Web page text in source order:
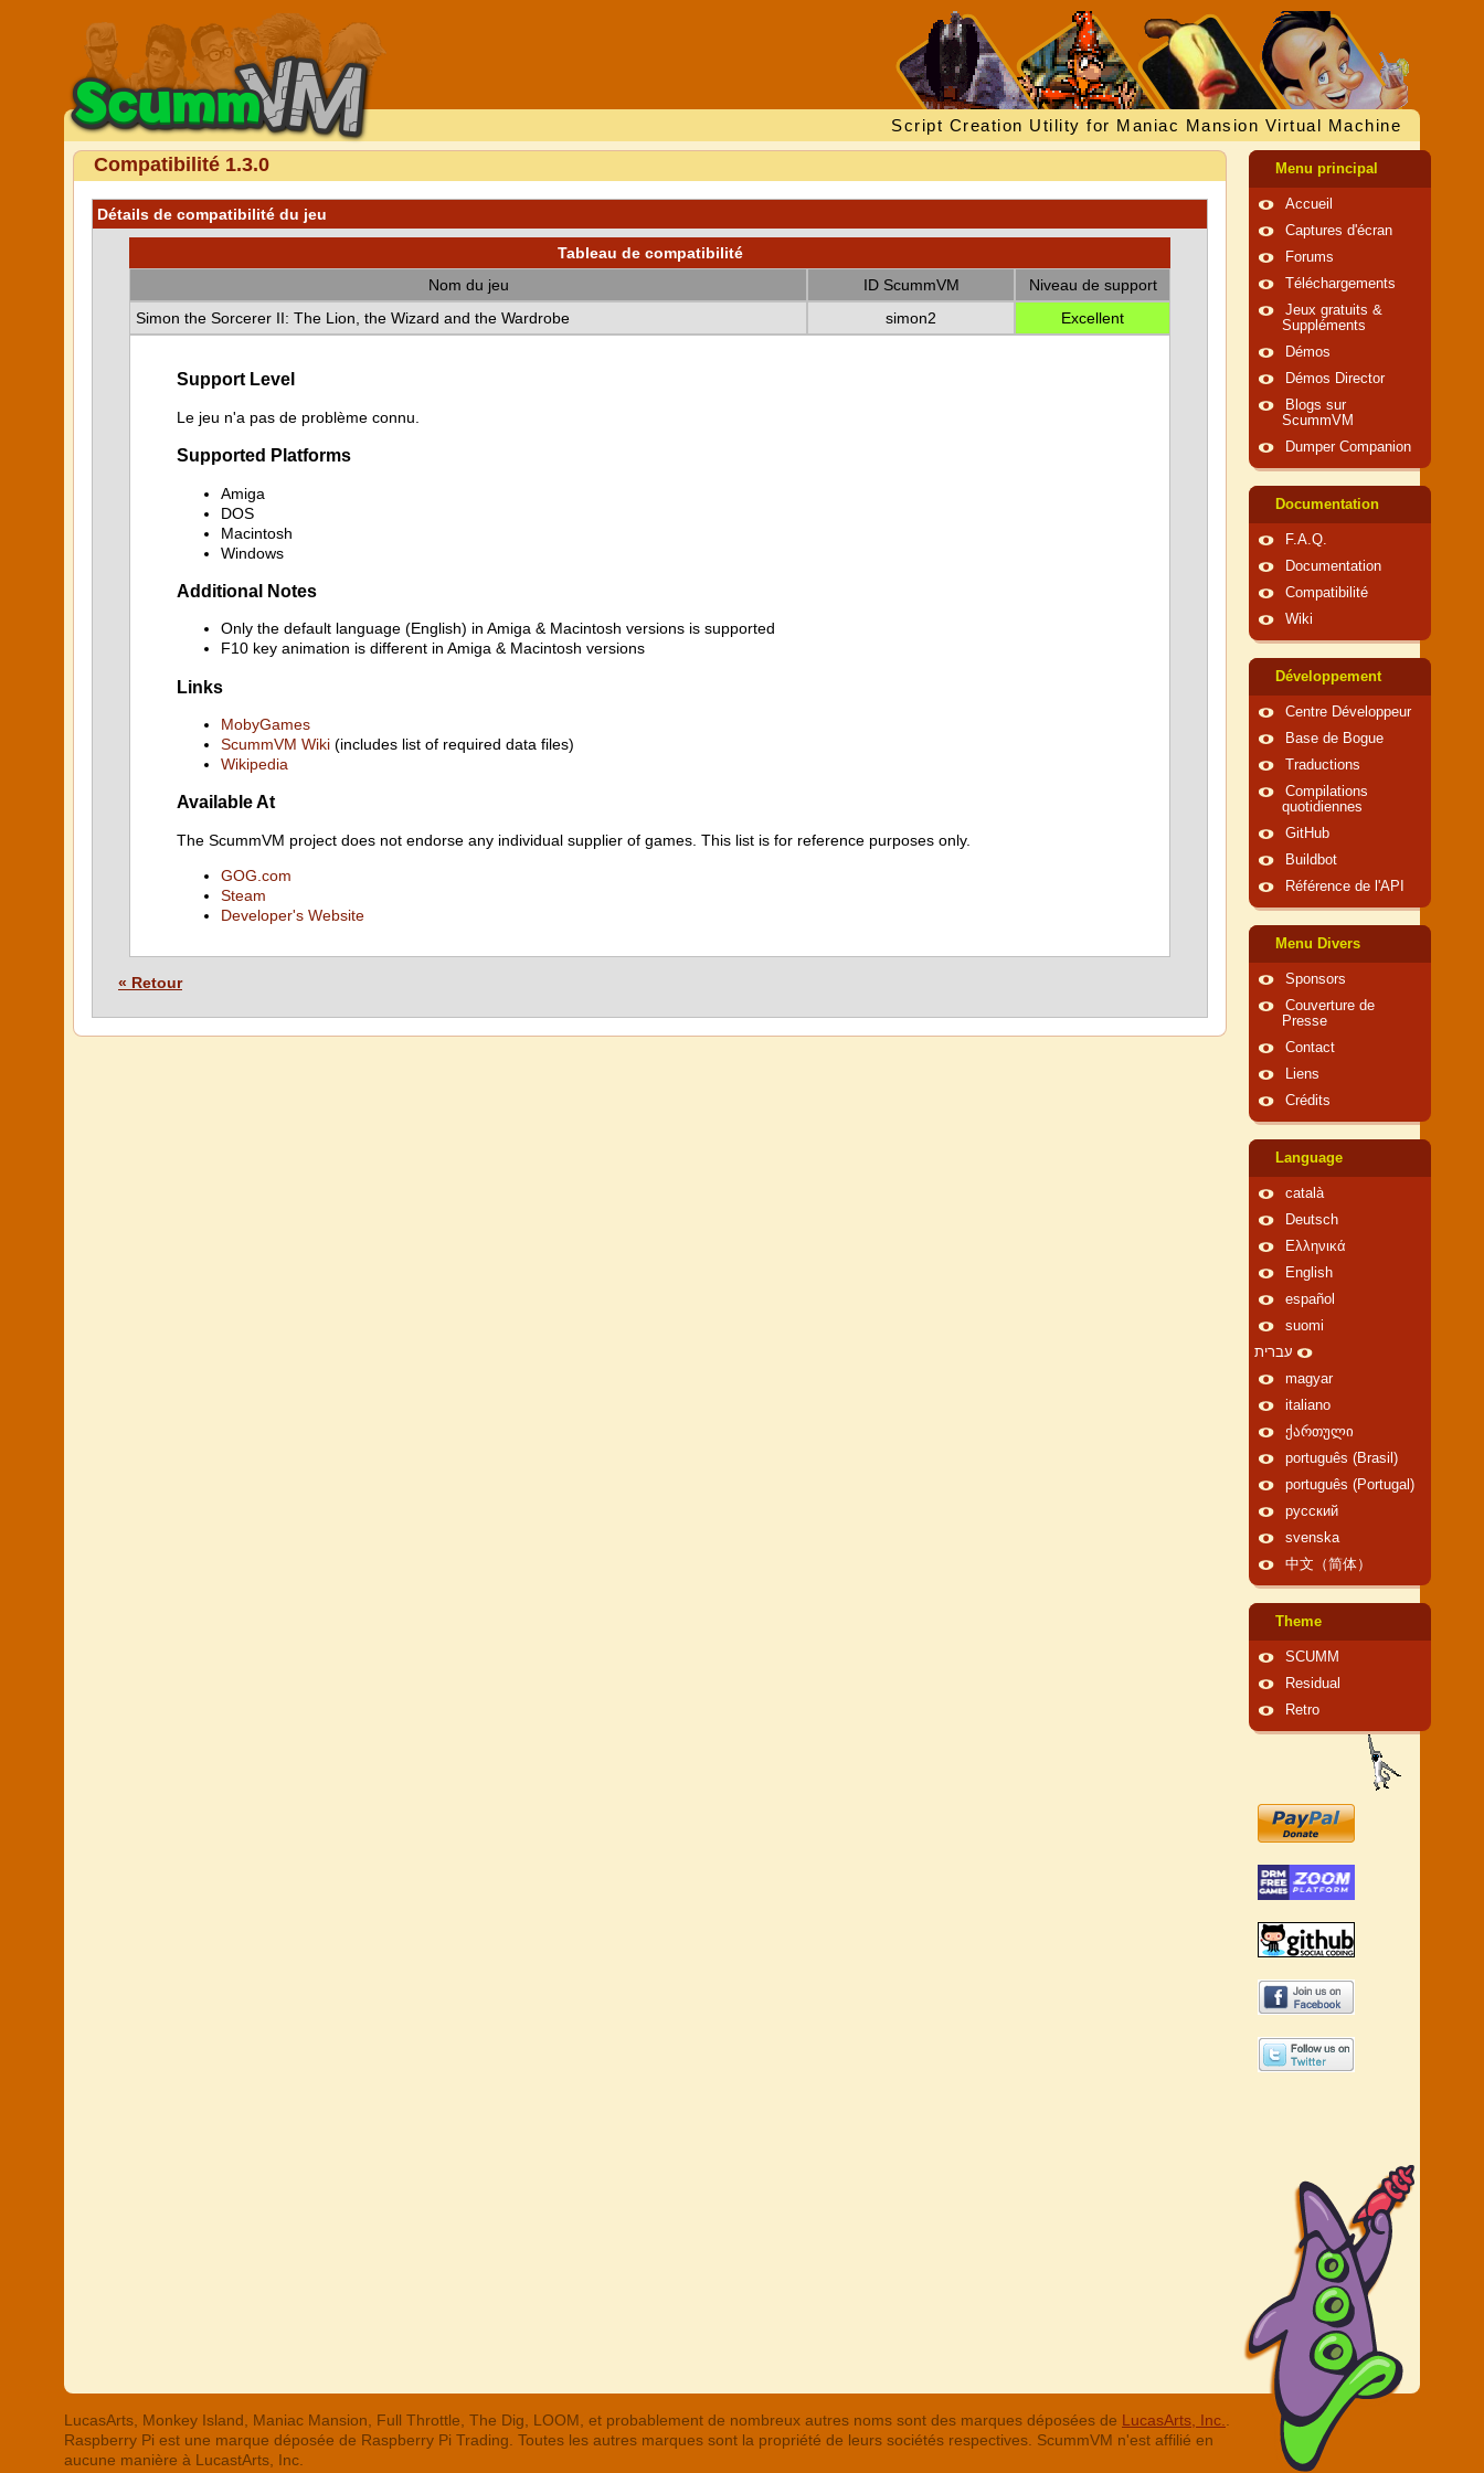
Script Creation Utility for Maniac Mansion Virtual Machine
Compatibilité 1.3.0
Détails de compatibilité du jeu
Tableau de compatibilité
Nom du jeu
ID ScummVM
Niveau de support
Simon the Sorcerer II: The Lion, the Wizard and the Wardrobe
simon2 Excellent
Support Level
Le jeu n'a pas de problème connu.
Supported Platforms
Amiga
DOS
Macintosh
Windows
Additional Notes
Only the default language (English) in Amiga & Macintosh versions is supported
F10 key animation is different in Amiga & Macintosh versions
Links
MobyGames
ScummVM Wiki (includes list of required data files)
Wikipedia
Available At
The ScummVM project does not endorse any individual supplier of games. This list is for reference purposes only.
GOG.com
Steam
Developer's Website
« Retour
Menu principal
Accueil
Captures d'écran
Forums
Téléchargements
Jeux gratuits &
Suppléments
Démos
Démos Director
Blogs sur
ScummVM
Dumper Companion
Documentation
F.A.Q.
Documentation
Compatibilité
Wiki
Développement
Centre Développeur
Base de Bogue
Traductions
Compilations
quotidiennes
GitHub
Buildbot
Référence de l'API
Menu Divers
Sponsors
Couverture de
Presse
Contact
Liens
Crédits
Language
català
Deutsch
Ελληνικά
English
español
suomi
עברית
magyar
italiano
ქართული
português (Brasil)
português (Portugal)
русский
svenska
中文（简体）
Theme
SCUMM
Residual
Retro
LucasArts, Monkey Island, Maniac Mansion, Full Throttle, The Dig, LOOM, et probablement de nombreux autres noms sont des marques déposées de LucasArts, Inc.
Raspberry Pi est une marque déposée de Raspberry Pi Trading. Toutes les autres marques sont la propriété de leurs sociétés respectives. ScummVM n'est affilié en
aucune manière à LucastArts, Inc.